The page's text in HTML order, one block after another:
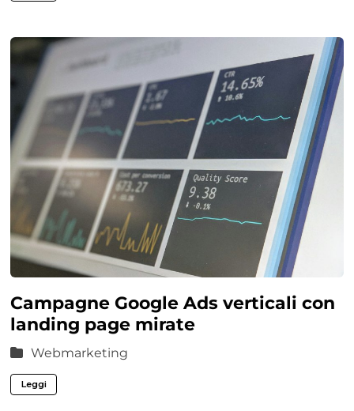
Campagne Google Ads verticali con
landing page mirate
Webmarketing
Leggi